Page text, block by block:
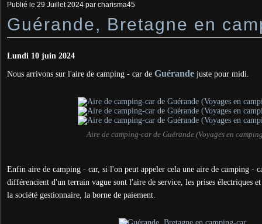
Publié le 29 Juillet 2024 par charisma45
Guérande, Bretagne en
Lundi 10 juin 2024
Nous arrivons sur l'aire de camping - car de Guérande juste pour midi.
Aire de camping-car de Guérande (Voyages en
Enfin aire de camping - car, si l'on peut appeler cela une aire de camping -
différencient d'un terrain vague sont l'aire de service, les prises électriques
la société gestionnaire, la borne de paiement.